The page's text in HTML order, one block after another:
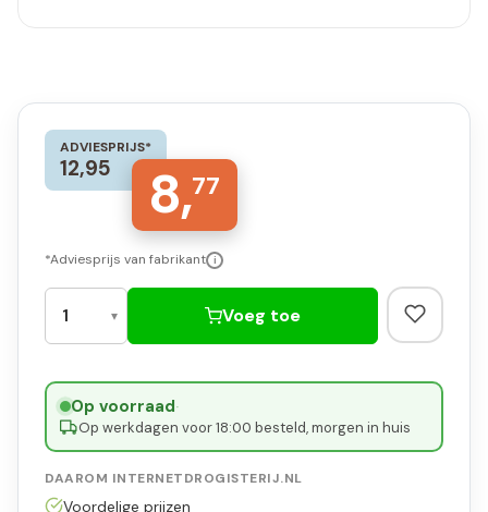
ADVIESPRIJS*
12,95 8,77
*Adviesprijs van fabrikant i
Voeg toe
Op voorraad·
Op werkdagen voor 18:00 besteld, morgen in huis
DAAROM INTERNETDROGISTERIJ.NL
Voordelige prijzen